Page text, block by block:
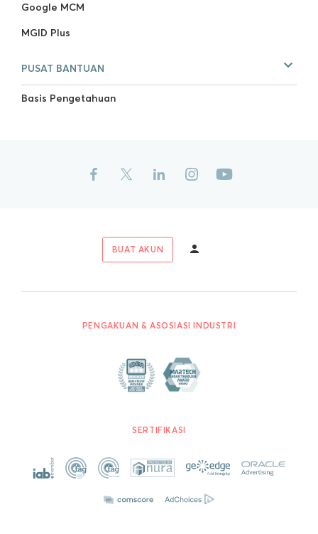
Google MCM
MGID Plus
PUSAT BANTUAN
Basis Pengetahuan
BUAT AKUN
PENGAKUAN & ASOSIASI INDUSTRI
SERTIFIKASI